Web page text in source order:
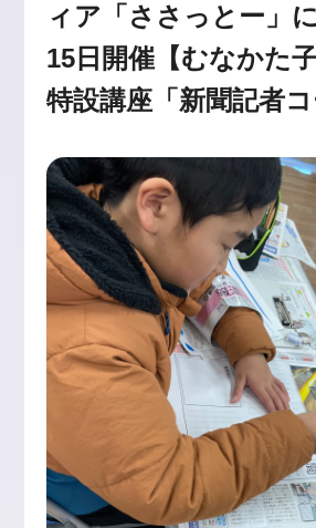
ィア「ささっとー」
15日開催【むなかた
特設講座「新聞記者